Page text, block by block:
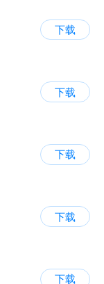
下载
下载
下载
下载
下载